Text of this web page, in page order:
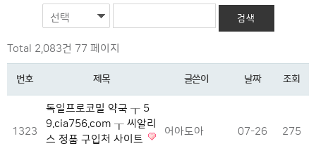
선택
Total 2,083건 77 페이지
번호 제목 글쓴이 날짜 조회
1323
독일프로코밀 약국 ┰ 5
9.cia756.com ┰ 씨알리
스 정품 구입처 사이트
어아도아 07-26 275